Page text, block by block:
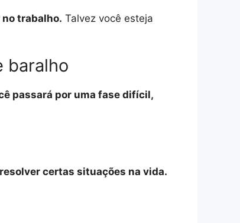
trabalho. Talvez você esteja
baralho
passará por uma fase difícil,
certas situações na vida.